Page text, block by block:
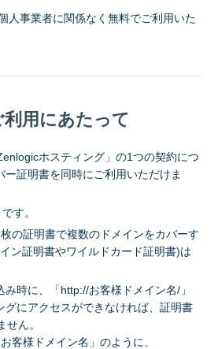
人事業者に関係なく無料でご利用いた
用にあたって
ホスティング」の1つの契約につ
ー証明書を同時にご利用いただけま
す。
の証明書で複数のドメインをカバーす
ン証明書やワイルドカード証明書)は
時に、「http://お客様ドメイン名/」
グにアクセスができなければ、証明書
せん。
客様ドメイン名」のように、